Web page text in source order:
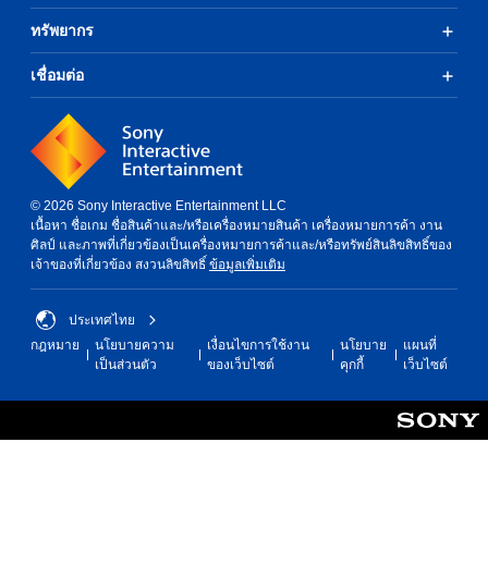
ทรัพยากร
เชื่อมต่อ
© 2026 Sony Interactive Entertainment LLC
เนื้อหา ชื่อเกม ชื่อสินค้าและ/หรือเครื่องหมายสินค้า เครื่องหมายการค้า งาน
ศิลป์ และภาพที่เกี่ยวข้องเป็นเครื่องหมายการค้าและ/หรือทรัพย์สินลิขสิทธิ์ของ
เจ้าของที่เกี่ยวข้อง สงวนลิขสิทธิ์ ข้อมูลเพิ่มเติม
ประเทศไทย
กฎหมาย
นโยบายความ
เป็นส่วนตัว
เงื่อนไขการใช้งาน
ของเว็บไซต์
นโยบาย
คุกกี้
แผนที่
เว็บไซต์